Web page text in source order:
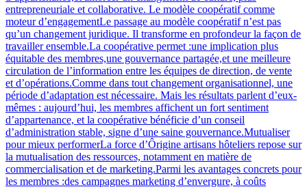
entrepreneuriale et collaborative. Le modèle coopératif comme
moteur d’engagementLe passage au modèle coopératif n’est pas
qu’un changement juridique. Il transforme en profondeur la façon de
travailler ensemble.La coopérative permet :une implication plus
équitable des membres,une gouvernance partagée,et une meilleure
circulation de l’information entre les équipes de direction, de vente
et d’opérations.Comme dans tout changement organisationnel, une
période d’adaptation est nécessaire. Mais les résultats parlent d’eux-
mêmes : aujourd’hui, les membres affichent un fort sentiment
d’appartenance, et la coopérative bénéficie d’un conseil
d’administration stable, signe d’une saine gouvernance.Mutualiser
pour mieux performerLa force d’Ôrigine artisans hôteliers repose sur
la mutualisation des ressources, notamment en matière de
commercialisation et de marketing.Parmi les avantages concrets pour
les membres :des campagnes marketing d’envergure, à coûts